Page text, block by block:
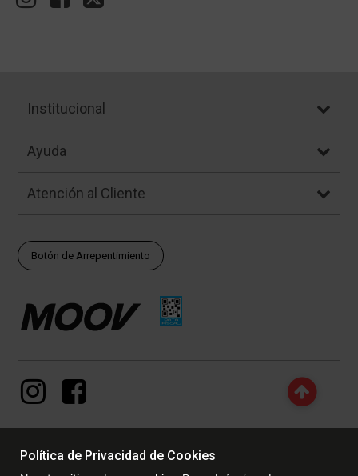
Institucional
Ayuda
Atención al Cliente
Botón de Arrepentimiento
Política de Privacidad de Cookies